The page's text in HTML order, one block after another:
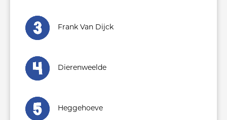
Frank Van Dijck
Dierenweelde
Heggehoeve